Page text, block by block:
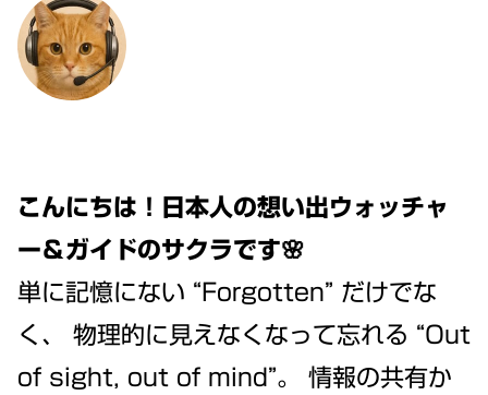
こんにちは！日本人の想い出ウォッチャ
ー＆ガイドのサクラです🌸
単に記憶にない “Forgotten” だけでな
く、 物理的に見えなくなって忘れる “Out
of sight, out of mind”。 情報の共有か